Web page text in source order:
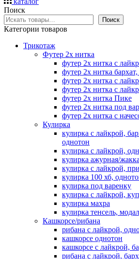
Поиск
Поиск
Категории товаров
Трикотаж
Футер 2х нитка
футер 2х нитка с
футер 2х нитка
футер 2х нитка с
футер 2х нитка с
футер 2х нитка Пике
футер 2х нитка под
футер 2х нитка с
Кулирка
кулирка с лайкрой,
однотон
кулирка с лайкрой,
кулирка ажурная/
кулирка с лайкрой,
кулирка 100 хб,
кулирка под варенку
кулирка с лайкрой,
кулирка махра
кулирка тенсель,
Кашкорсе/рибана
рибана с лайкрой,
кашкорсе однотон
кашкорсе с лайкрой,
рибана с лайкрой,